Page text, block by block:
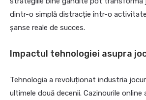
dintr-o simplă distracție într-o
șanse reale de succes.
Impactul tehnologiei asupra
Tehnologia a revoluționat industria
ultimele două decenii. Cazinourile